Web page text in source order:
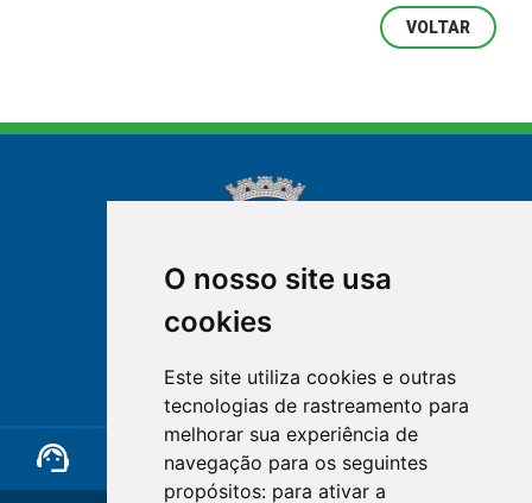
O nosso site usa
cookies
Este site utiliza cookies e outras
tecnologias de rastreamento para
melhorar sua experiência de
navegação para os seguintes
propósitos: para ativar a
VOLTAR
NOVA FRIBURGO
RIO DE JANEIRO
support_agent mail